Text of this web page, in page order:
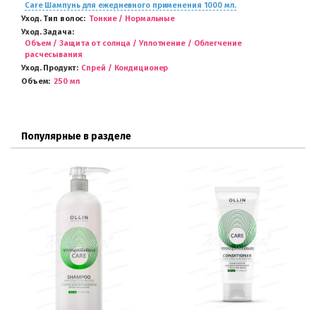
Care Шампунь для ежедневного применения 1000 мл.
Уход. Тип волос
Тонкие / Нормальные
Уход. Задача
Объем / Защита от солнца / Уплотнение / Облегчение
расчесывания
Уход. Продукт
Спрей / Кондиционер
Объем
250 мл
Популярные в разделе